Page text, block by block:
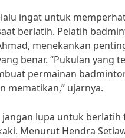
ingat untuk
berlatih. Pelatih
menekankan
benar. “Pukulan yang
permainan
mematikan,” ujarnya.
jangan lupa untuk
Menurut Hendra